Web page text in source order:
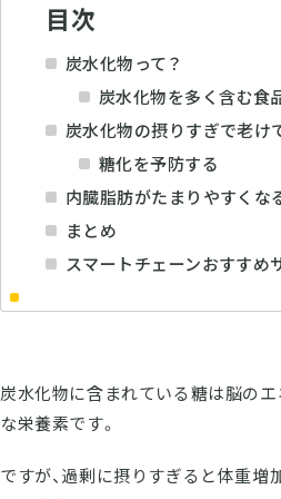
目次
炭水化物って？
炭水化物を多く含む食
炭水化物の摂りすぎで老け
糖化を予防する
内臓脂肪がたまりやすくな
まとめ
スマートチェーンおすすめ
炭水化物に含まれている糖は脳の
な栄養素です。
ですが、過剰に摂りすぎると体重